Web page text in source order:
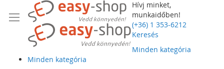
Hívj minket,
munkaidőben!
(+36) 1 353-6212
Keresés
Minden kategória
Minden kategória